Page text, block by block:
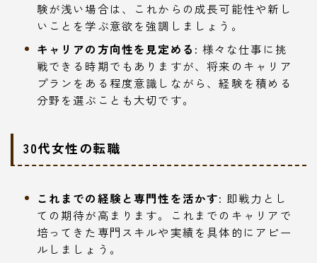
験が浅い場合は、これからの成長可能性や新し
いことを学ぶ意欲を強調しましょう。
キャリアの方向性を見定める: 様々な仕事に挑
戦できる時期でもありますが、将来のキャリア
プランをある程度意識しながら、経験を積める
分野を選ぶことも大切です。
30代女性の転職
これまでの経験と専門性を活かす: 即戦力とし
ての期待が高まります。これまでのキャリアで
培ってきた専門スキルや実績を具体的にアピー
ルしましょう。